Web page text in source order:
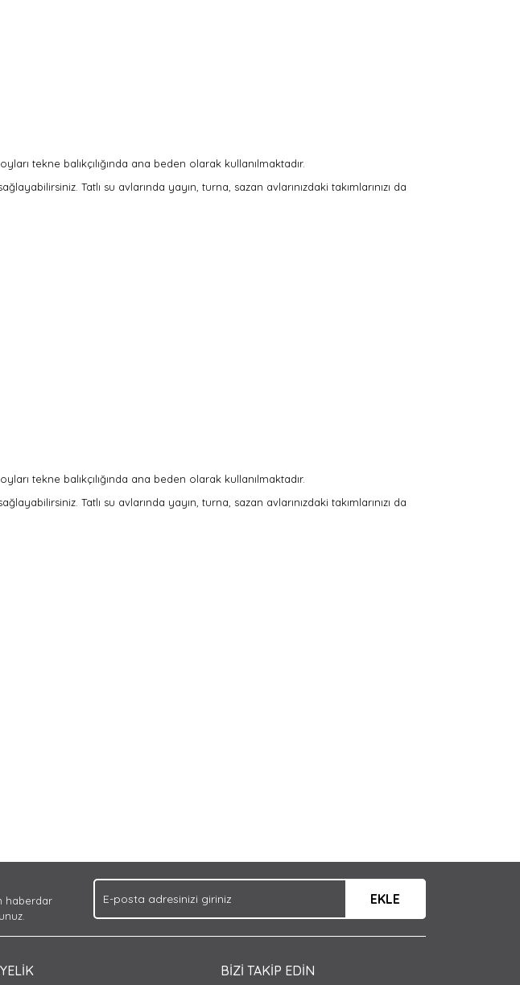
tekne balıkçılığında ana beden olarak kullanılmaktadır.
Tatlı su avlarında yayın, turna, sazan avlarınızdaki takımlarınızı da
tekne balıkçılığında ana beden olarak kullanılmaktadır.
Tatlı su avlarında yayın, turna, sazan avlarınızdaki takımlarınızı da
haberdar
EKLE
BİZİ TAKİP EDİN